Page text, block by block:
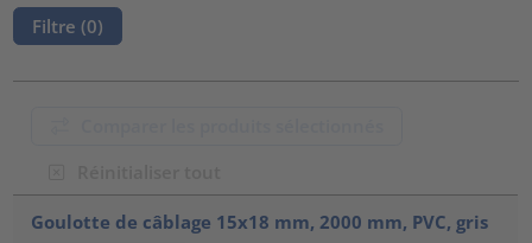
Filtre (0)
Goulotte de câblage 15x18 mm, 2000 mm, PVC, gris